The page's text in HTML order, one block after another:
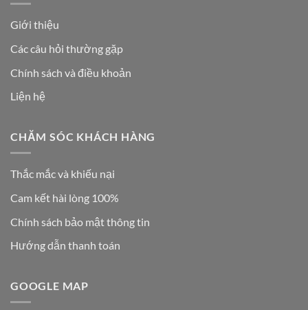
Giới thiệu
Các câu hỏi thường gặp
Chính sách và điều khoản
Liện hệ
CHĂM SÓC KHÁCH HÀNG
Thắc mắc và khiếu nại
Cam kết hài lòng 100%
Chính sách bảo mật thông tin
Hướng dẫn thanh toán
GOOGLE MAP